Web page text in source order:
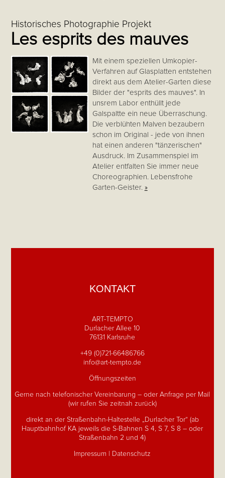
Historisches Photographie Projekt
Les esprits des mauves
Mit einem speziellen Umkopier-
Verfahren auf Glasplatten entstehen
direkt aus dem Atelier-Garten diese
Bilder der "esprits des mauves". In
unsrem Labor enthüllt jede
Galspaltte ein neue Überraschung.
Die verblühten Malven bezaubern
schon im Original - jede von ihnen
hat einen anderen "tänzerischen"
Ausdruck. Im Zusammenspiel im
Atelier entfalten Sie immer neue
Choreographien. Lebensfrohe
Garten-Geister. »
KONTAKT
ART-TEMPTO
Durlacher Allee 10
76131 Karlsruhe
+49 (0)721-66486766
info@art-tempto.de
Öffnungszeiten
Gerne nach telefonischer Vereinbarung – oder Anfrage per Mail
(wir rufen Sie zeitnah zurück)
direkt an der Straßenbahn-Haltestelle „Durlacher Tor“ (ab
Hauptbahnhof KA jeweils die S-Bahnen S 4, S 7, S 8 – oder
Straßenbahn 2 und 4)
Impressum Datenschutz